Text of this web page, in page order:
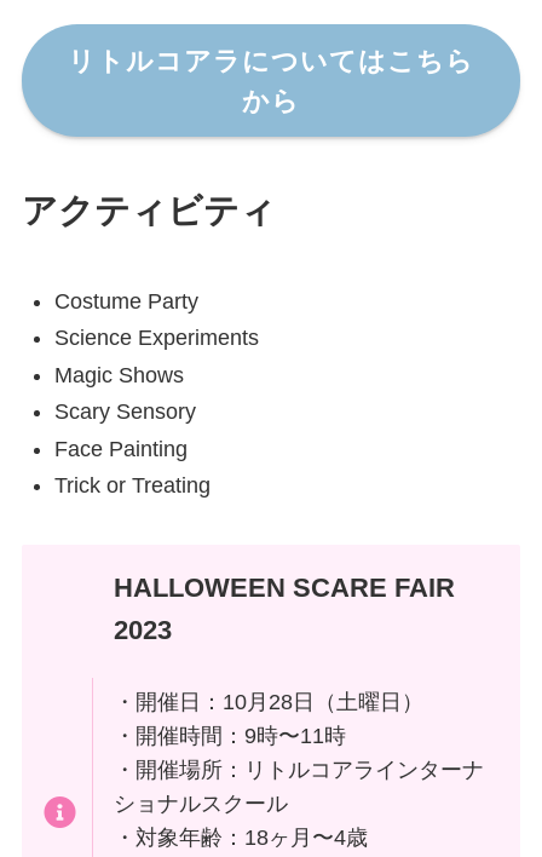
リトルコアラについてはこちら
から
アクティビティ
Costume Party
Science Experiments
Magic Shows
Scary Sensory
Face Painting
Trick or Treating
HALLOWEEN SCARE FAIR
2023
・開催日：10月28日（土曜日）
・開催時間：9時〜11時
・開催場所：リトルコアラインターナ
ショナルスクール
・対象年齢：18ヶ月〜4歳